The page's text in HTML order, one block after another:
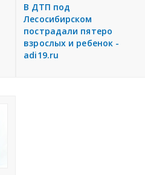
В ДТП под
Лесосибирском
пострадали пятеро
взрослых и ребенок -
adi19.ru